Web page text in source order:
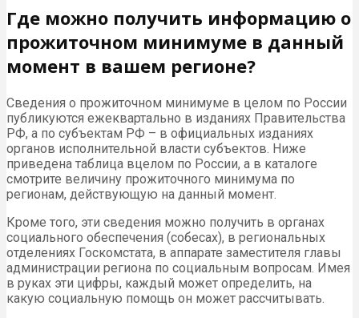
Где можно получить информацию о
прожиточном минимуме в данный
момент в вашем регионе?
Сведения о прожиточном минимуме в целом по России
публикуются ежеквартально в изданиях Правительства
РФ, а по субъектам РФ – в официальных изданиях
органов исполнительной власти субъектов. Ниже
приведена таблица вцелом по России, а в каталоге
смотрите величину прожиточного минимума по
регионам, действующую на данный момент.
Кроме того, эти сведения можно получить в органах
социального обеспечения (собесах), в региональных
отделениях Госкомстата, в аппарате заместителя главы
администрации региона по социальным вопросам. Имея
в руках эти цифры, каждый может определить, на
какую социальную помощь он может рассчитывать.